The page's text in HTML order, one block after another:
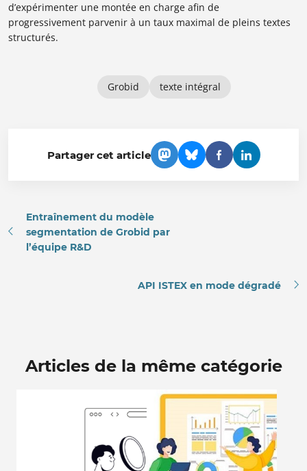
d’expérimenter une montée en charge afin de
progressivement parvenir à un taux maximal de pleins textes
structurés.
Grobid texte intégral
Partager cet article
Entraînement du modèle
segmentation de Grobid par
l’équipe R&D
API ISTEX en mode dégradé
Articles de la même catégorie